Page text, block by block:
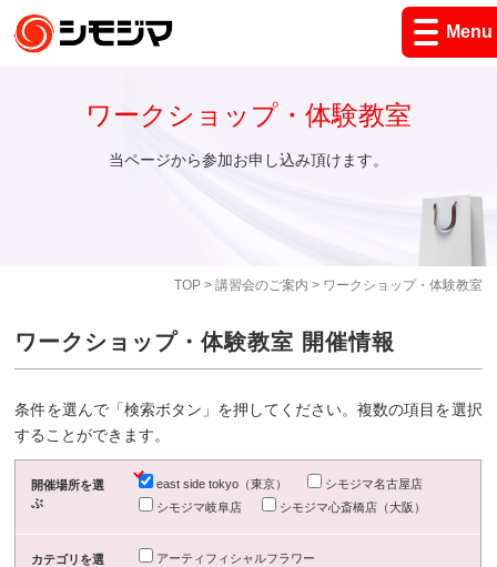
Menu
TOP> 講習会のご案内 > ワークショップ・体験教室
ワークショップ・体験教室
当ページから参加お申し込み頂けます。
ワークショップ・体験教室 開催情報
条件を選んで「検索ボタン」を押してください。複数の項目を選択
することができます。
開催場所を選
ぶ
east side tokyo（東京）
シモジマ名古屋店
シモジマ岐阜店
シモジマ心斎橋店（大阪）
カテゴリを選
アーティフィシャルフラワー